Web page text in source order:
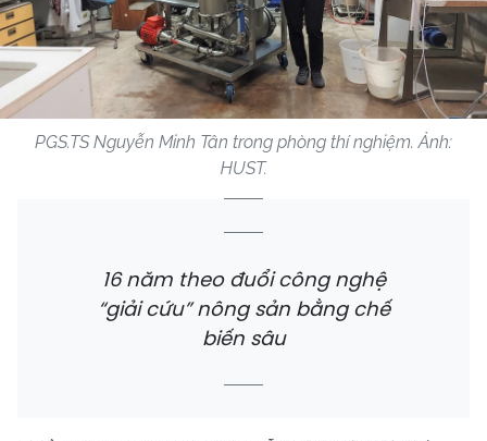
PGS.TS Nguyễn Minh Tân trong phòng thí nghiệm. Ảnh:
HUST.
16 năm theo đuổi công nghệ
“giải cứu” nông sản bằng chế
biến sâu